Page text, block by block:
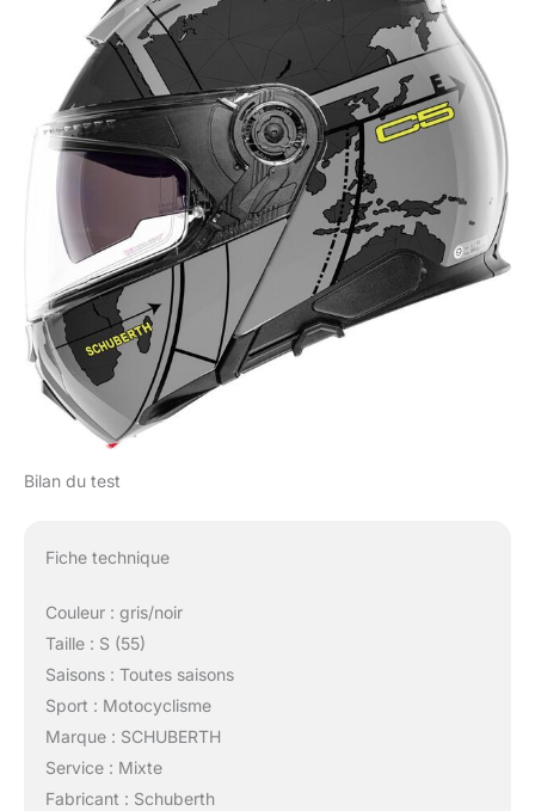
Bilan du test
Fiche technique
Couleur : gris/noir
Taille : S (55)
Saisons : Toutes saisons
Sport : Motocyclisme
Marque : SCHUBERTH
Service : Mixte
Fabricant : Schuberth